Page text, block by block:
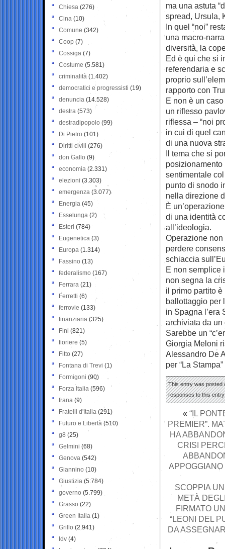
ma una astuta
spread, Ursula,
In quel “noi”
una macro-
diversità, la
Ed è qui che si
referendaria e
proprio
rapporto con
E non è un
un riflesso
riflessa – “noi
in cui di quel
di una nuova
Il tema che si
sentimentale
punto di snodo
nella direzione
È
di una identità
all’ideologia.
Operazione
perdere
schiaccia
E non semplice
non segna la
il primo partito
ballottaggio per
in Spagna l’era
archiviata da
Sarebbe un
Giorgia Meloni
Alessandro De
per “La Stampa”
This entry was posted
responses to this
« “IL
PREMIER”.
HA
CRISI
SCOPPIA
METÀ
FIRMATO
“LEONI DEL
DA
Chiesa (276)
Cina (10)
Comune (342)
Coop (7)
Cossiga (7)
Costume (5.581)
criminalità (1.402)
democratici e progressisti (19)
denuncia (14.528)
destra (573)
destradipopolo (99)
Di Pietro (101)
Diritti civili (276)
don Gallo (9)
economia (2.331)
elezioni (3.303)
emergenza (3.077)
Energia (45)
Esselunga (2)
Esteri (784)
Eugenetica (3)
Europa (1.314)
Fassino (13)
federalismo (167)
Ferrara (21)
Ferretti (6)
ferrovie (133)
finanziaria (325)
Fini (821)
fioriere (5)
Fitto (27)
Fontana di Trevi (1)
Formigoni (90)
Forza Italia (596)
frana (9)
Fratelli d'Italia (291)
Futuro e Libertà (510)
g8 (25)
Gelmini (68)
Genova (542)
Giannino (10)
Giustizia (5.784)
governo (5.799)
Grasso (22)
Green Italia (1)
Grillo (2.941)
Idv (4)